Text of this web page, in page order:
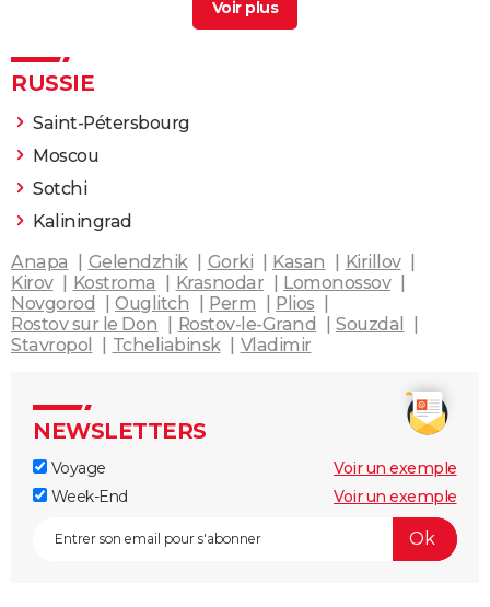
RUSSIE
Saint-Pétersbourg
Moscou
Sotchi
Kaliningrad
Anapa
Gelendzhik Gorki Kasan
Kirillov
Kirov
Kostroma Krasnodar
Lomonossov
Novgorod
Ouglitch Perm
Plios
Rostov sur le Don
Rostov-le-Grand
Souzdal
Stavropol
Tcheliabinsk Vladimir
NEWSLETTERS
Voyage
Voir un exemple
Week-End
Voir un exemple